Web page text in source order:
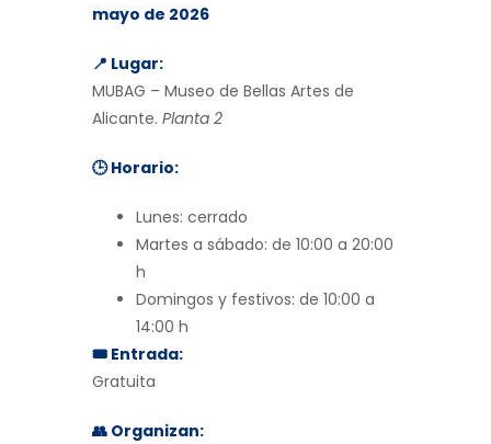
mayo de 2026
📍 Lugar:
MUBAG – Museo de Bellas Artes de
Alicante. Planta 2
🕒 Horario:
Lunes: cerrado
Martes a sábado: de 10:00 a 20:00
h
Domingos y festivos: de 10:00 a
14:00 h
🎟 Entrada:
Gratuita
👥 Organizan: